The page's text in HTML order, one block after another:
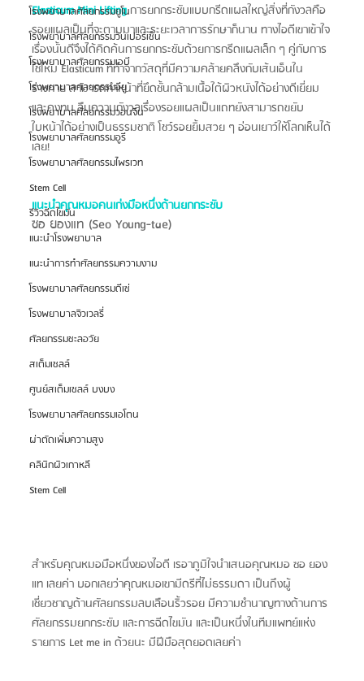
โรงพยาบาลศัลยกรรมยูโน
โรงพยาบาลศัลยกรรมวันเปอร์เซ็น
โรงพยาบาลศัลยกรรมเอบี
โรงพยาบาลศัลยกรรมอียู
โรงพยาบาลศัลยกรรมวอนจิน
โรงพยาบาลศัลยกรรมอูรี
โรงพยาบาลศัลยกรรมไพรเวท
Stem Cell
รีวิวฉีดไขมัน
แนะนำโรงพยาบาล
แนะนำการทำศัลยกรรมความงาม
โรงพยาบาลศัลยกรรมดีเซ่
โรงพยาบาลจิวเวลรี่
ศัลยกรรมชะลอวัย
สเต็มเซลล์
ศูนย์สเต็มเซลล์ บงบง
โรงพยาบาลศัลยกรรมเอโตน
ผ่าตัดเพิ่มความสูง
คลินิกผิวเกาหลี
Stem Cell
Elasticum Mini Lifting การยกกระชับแบบกรีดแผลใหญ่สิ่งที่กังวลคือ
รอยแผลเป็นที่จะตามมาและระยะเวลาการรักษาก็นาน ทางไอดีเขาเข้าใจ
เรื่องนั้นดีจึงได้คิดค้นการยกกระชับด้วยการกรีดแผลเล็ก ๆ คู่กับการ
ใช้ไหม Elasticum ที่ทำจากวัสดุที่มีความคล้ายคลึงกับเส้นเอ็นใน
ร่างกาย สามารถทำหน้าที่ยึดชั้นกล้ามเนื้อใต้ผิวหนังได้อย่างดีเยี่ยม
และคงทน ลืมความกังวลเรื่องรอยแผลเป็นแถทยังสามารถขยับ
ใบหน้าได้อย่างเป็นธรรมชาติ โชว์รอยยิ้มสวย ๆ อ่อนเยาว์ให้โลกเห็นได้
เลย!
แนะนำคุณหมอคนเก่งมือหนึ่งด้านยกกระชับ
ซอ ยองแท (Seo Young-tae)
สำหรับคุณหมอมือหนึ่งของไอดี เรอาภูมิใจนำเสนอคุณหมอ ซอ ยอง
แท เลยค่า บอกเลยว่าคุณหมอเขามีดรีที่ไม่ธรรมดา เป็นถึงผู้
เชี่ยวชาญด้านศัลยกรรมลบเลือนริ้วรอย มีความชำนาญทางด้านการ
ศัลยกรรมยกกระชับ และการฉีดไขมัน และเป็นหนึ่งในทีมแพทย์แห่ง
รายการ Let me in ด้วยนะ มีฝีมือสุดยอดเลยค่า